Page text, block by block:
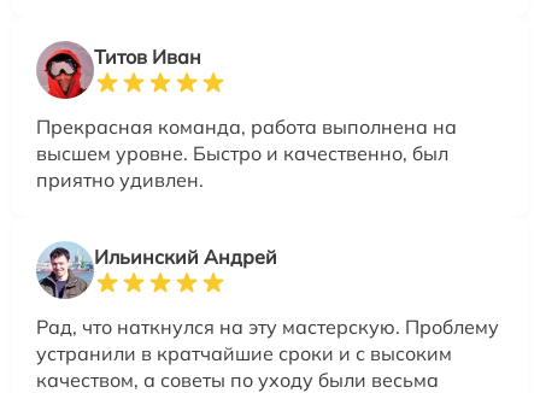
Титов Иван
Прекрасная команда, работа выполнена на
высшем уровне. Быстро и качественно, был
приятно удивлен.
Ильинский Андрей
Рад, что наткнулся на эту мастерскую. Проблему
устранили в кратчайшие сроки и с высоким
качеством, а советы по уходу были весьма